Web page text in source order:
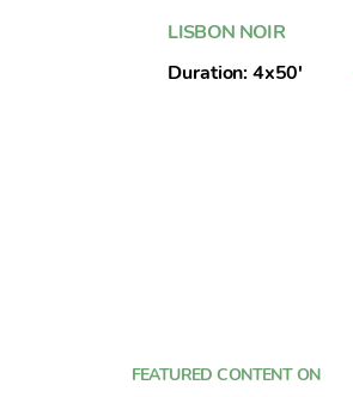
LISBON NOIR
Duration: 4x50'
FEATURED CONTENT ON